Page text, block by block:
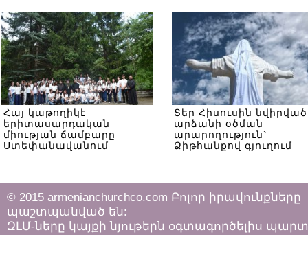
Հայ կաթողիկէ
երիտասարդական
միության ճամբարը
Ստեփանավանում
Տեր Հիսուսին նվիրված
արձանի օծման
արարողություն`
Ձիթհանքով գյուղում
© 2015 armenianchurchco.com Բոլոր իրավունքները
պաշտպանված են:
ԶԼՄ-ները կայքի նյութերն օգտագործելիս